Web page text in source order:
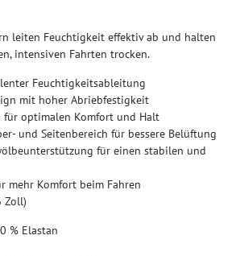
leiten Feuchtigkeit effektiv ab und halten
intensiven Fahrten trocken.
Feuchtigkeitsableitung
mit hoher Abriebfestigkeit
für optimalen Komfort und Halt
und Seitenbereich für bessere Belüftung
für einen stabilen und
mehr Komfort beim Fahren
Zoll)
% Elastan